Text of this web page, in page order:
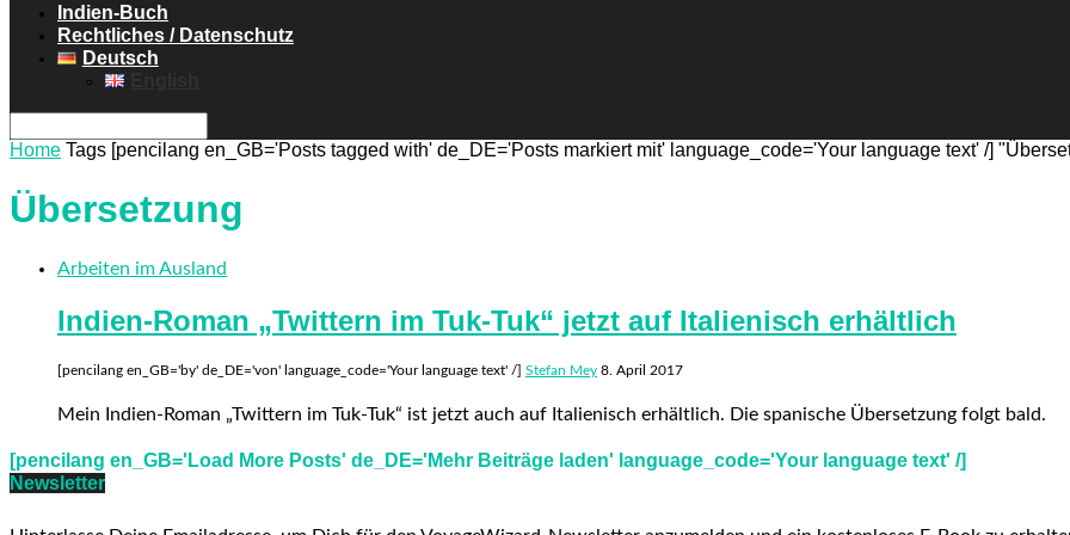
Indien-Buch
Rechtliches / Datenschutz
Deutsch
Home Tags [pencilang en_GB='Posts tagged with' de_DE='Posts markiert mit' language_code='Your language text' /]
Übersetzung
Arbeiten im Ausland
Indien-Roman „Twittern im Tuk-Tuk“ jetzt auf Italienisch erhältlich
[pencilang en_GB='by' de_DE='von' language_code='Your language text' /] Stefan Mey 8. April 2017
Mein Indien-Roman „Twittern im Tuk-Tuk“ ist jetzt auch auf Italienisch erhältlich. Die spanische Übersetzung folgt bald.
[pencilang en_GB='Load More Posts' de_DE='Mehr Beiträge laden' language_code='Your language text' /]
Newsletter